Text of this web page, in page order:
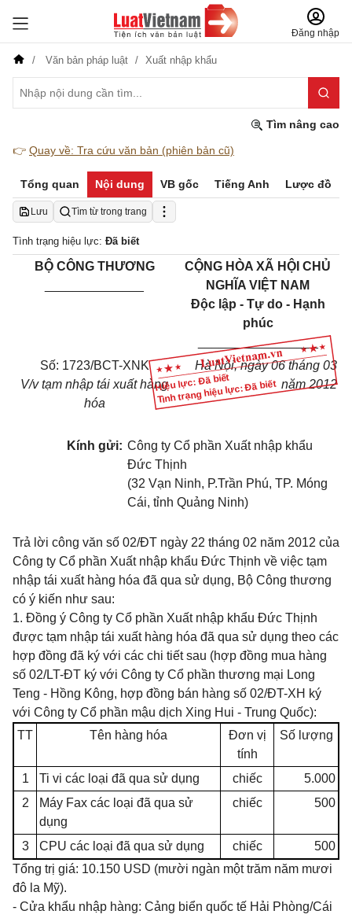
Đăng nhập
Văn bản pháp luật Xuất nhập khẩu
Tìm nâng cao
👉 Quay về: Tra cứu văn bản (phiên bản cũ)
Tổng quan Nội dung VB gốc Tiếng Anh Lược đồ
Lưu Tìm từ trong trang
Tình trạng hiệu lực: Đã biết
Hiệu lực: Đã biết
Tình trạng hiệu lực: Đã biết
BỘ CÔNG THƯƠNG
CỘNG HÒA XÃ HỘI CHỦ
NGHĨA VIỆT NAM
Độc lập - Tự do - Hạnh
phúc
_________________
Số: 1723/BCT-XNK
V/v tạm nhập tái xuất hàng
hóa
Hà Nội, ngày 06 tháng 03
năm 2012
Kính gửi: Công ty Cổ phần Xuất nhập khẩu
Đức Thịnh
(32 Vạn Ninh, P.Trần Phú, TP. Móng
Cái, tỉnh Quảng Ninh)
Trả lời công văn số 02/ĐT ngày 22 tháng 02 năm 2012 của
Công ty Cổ phần Xuất nhập khẩu Đức Thịnh về việc tạm
nhập tái xuất hàng hóa đã qua sử dụng, Bộ Công thương
có ý kiến như sau:
1. Đồng ý Công ty Cổ phần Xuất nhập khẩu Đức Thịnh
được tạm nhập tái xuất hàng hóa đã qua sử dụng theo các
hợp đồng đã ký với các chi tiết sau (hợp đồng mua hàng
số 02/LT-ĐT ký với Công ty Cổ phần thương mại Long
Teng - Hồng Kông, hợp đồng bán hàng số 02/ĐT-XH ký
với Công ty Cổ phần mậu dịch Xing Hui - Trung Quốc):
TT
Tên hàng hóa
Đơn vị
tính
Số lượng
1 Ti vi các loại đã qua sử dụng chiếc
5.000
2
Máy Fax các loại đã qua sử
dụng
chiếc 500
3 CPU các loại đã qua sử dụng chiếc
500
Tổng trị giá: 10.150 USD (mười ngàn một trăm năm mươi
đô la Mỹ).
- Cửa khẩu nhập hàng: Cảng biển quốc tế Hải Phòng/Cái